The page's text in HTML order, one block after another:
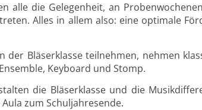
alle die Gelegenheit, an
Alles in allem also: eine optimale
der Bläserklasse teilnehmen, nehmen
Keyboard und Stomp.
die Bläserklasseund die
zum Schuljahresende.